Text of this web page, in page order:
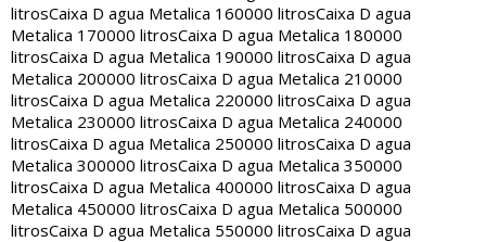
litrosCaixa D agua Metalica 160000 litrosCaixa D agua
Metalica 170000 litrosCaixa D agua Metalica 180000
litrosCaixa D agua Metalica 190000 litrosCaixa D agua
Metalica 200000 litrosCaixa D agua Metalica 210000
litrosCaixa D agua Metalica 220000 litrosCaixa D agua
Metalica 230000 litrosCaixa D agua Metalica 240000
litrosCaixa D agua Metalica 250000 litrosCaixa D agua
Metalica 300000 litrosCaixa D agua Metalica 350000
litrosCaixa D agua Metalica 400000 litrosCaixa D agua
Metalica 450000 litrosCaixa D agua Metalica 500000
litrosCaixa D agua Metalica 550000 litrosCaixa D agua